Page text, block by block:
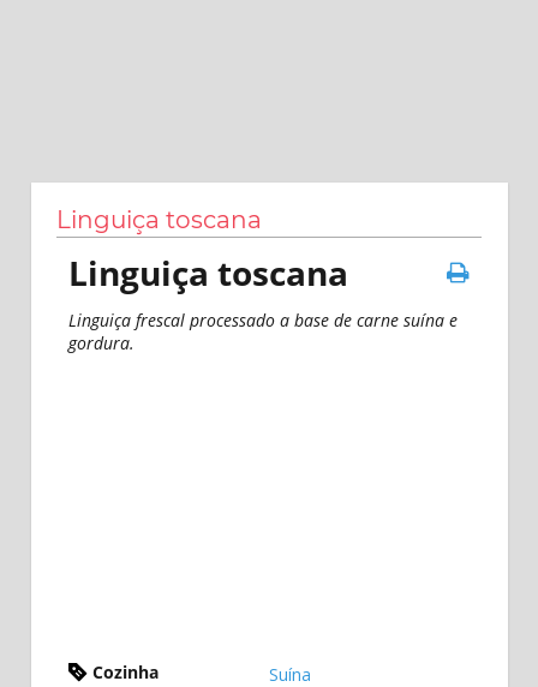
Linguiça toscana
Linguiça toscana
Linguiça frescal processado a base de carne suína e
gordura.
Cozinha Suína